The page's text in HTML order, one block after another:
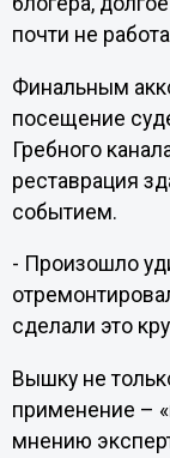
почти не
Финальным
посещение
Гребного
реставрация
событием.
- Произошло
сделали это
Вышку не
применение –
мнению